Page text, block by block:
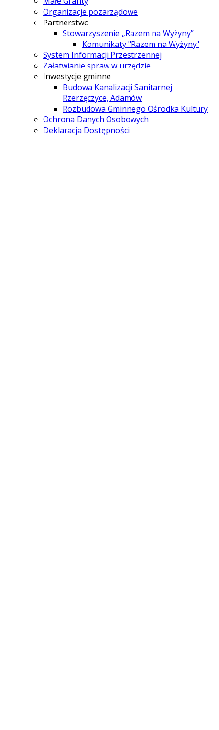
Organizacje pozarządowe
Partnerstwo
Stowarzyszenie „Razem na Wyżyny”
Komunikaty "Razem na Wyżyny"
System Informacji Przestrzennej
Załatwianie spraw w urzędzie
Inwestycje gminne
Budowa Kanalizacji Sanitarnej
Rzerzęczyce, Adamów
Rozbudowa Gminnego Ośrodka Kultury
Ochrona Danych Osobowych
Deklaracja Dostępności